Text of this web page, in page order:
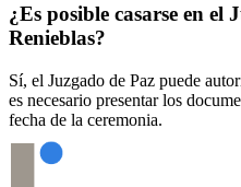
¿Es posible casarse en el
Renieblas?
Sí, el Juzgado de Paz puede
es necesario presentar los
fecha de la ceremonia.